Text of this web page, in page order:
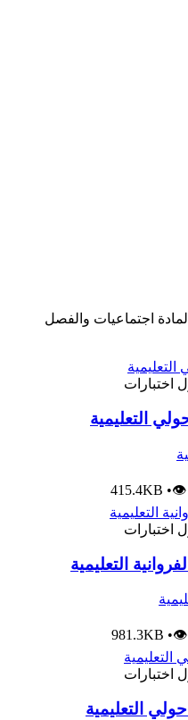
اجتماعيات والفصل
اختبارات
التعليمية
415.4KB •👁
اختبارات
التعليمية
981.3KB •👁
اختبارات
التعليمية